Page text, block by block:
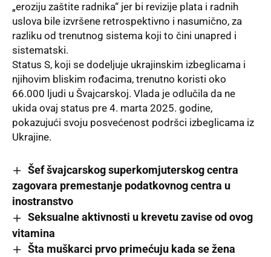
„eroziju zaštite radnika“ jer bi revizije plata i radnih
uslova bile izvršene retrospektivno i nasumično, za
razliku od trenutnog sistema koji to čini unapred i
sistematski.
Status S, koji se dodeljuje ukrajinskim izbeglicama i
njihovim bliskim rođacima, trenutno koristi oko
66.000 ljudi u Švajcarskoj. Vlada je odlučila da ne
ukida ovaj status pre 4. marta 2025. godine,
pokazujući svoju posvećenost podršci izbeglicama iz
Ukrajine.
Šef švajcarskog superkomjuterskog centra
zagovara premestanje podatkovnog centra u
inostranstvo
Seksualne aktivnosti u krevetu zavise od ovog
vitamina
Šta muškarci prvo primećuju kada se žena